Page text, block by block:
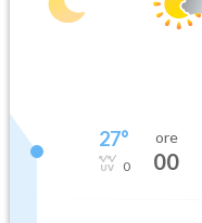
27°
0
ore
00